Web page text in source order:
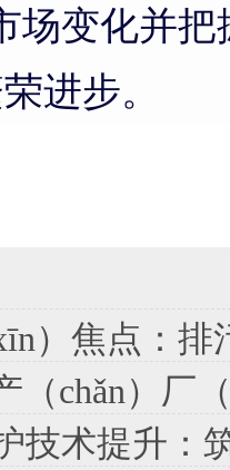
场变化并
进步。
焦点：排污
）厂（chǎng）
技术提升：